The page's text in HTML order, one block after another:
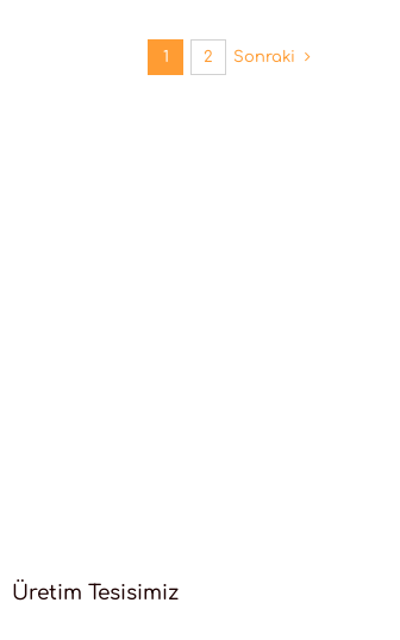
1 2 Sonraki
Üretim Tesisimiz